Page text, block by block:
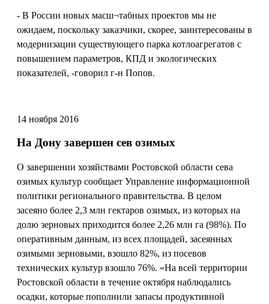
- В России новых масш¬табных проектов мы не
ожидаем, поскольку заказчики, скорее, заинтересованы в
модернизации существующего парка котлоагрегатов с
повышением параметров, КПД и экологических
показателей, -говорил г-н Попов.
14 ноября 2016
На Дону завершен сев озимых
О завершении хозяйствами Ростовской области сева
озимых культур сообщает Управление информационной
политики регионального правительства. В целом
засеяно более 2,3 млн гектаров озимых, из которых на
долю зерновых приходится более 2,26 млн га (98%). По
оперативным данным, из всех площадей, засеянных
озимыми зерновыми, взошло 82%, из посевов
технических культур взошло 76%. «На всей территории
Ростовской области в течение октября наблюдались
осадки, которые пополнили запасы продуктивной